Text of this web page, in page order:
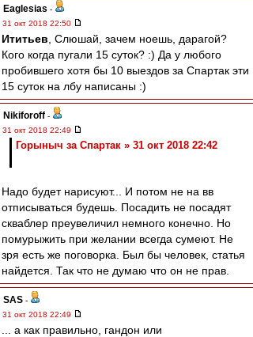
Eaglesias -
31 окт 2018 22:50
Ититьев , Слюшай, зачем ноешь, дарагой?
Кого когда пугали 15 суток? :) Да у любого
пробившего хотя бы 10 выездов за Спартак эти
15 суток на лбу написаны :)
Nikiforoff -
31 окт 2018 22:49
Горыныч за Спартак » 31 окт 2018 22:42
Надо будет нарисуют... И потом не на вв
отписываться будешь. Посадить не посадят
скваблер преувеличил немного конечно. Но
помурыжить при желании всегда сумеют. Не
зря есть же поговорка. Был бы человек, статья
найдется. Так что не думаю что он не прав.
SAS -
31 окт 2018 22:49
... а как правильно, гандон или